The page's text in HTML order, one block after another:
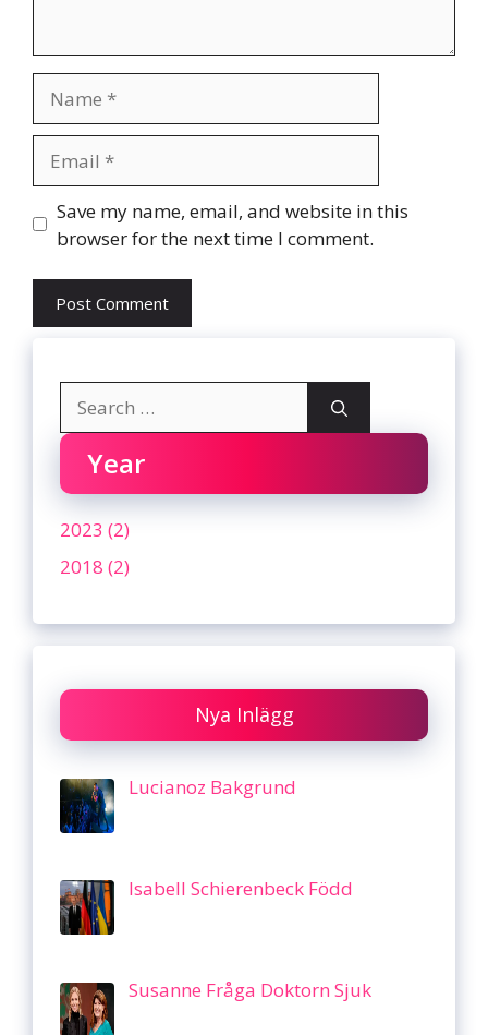
Website
Save my name, email, and website in this
browser for the next time I comment.
for:
Year
2023 (2)
2018 (2)
Nya Inlägg
Lucianoz Bakgrund
Isabell Schierenbeck Född
Susanne Fråga Doktorn Sjuk